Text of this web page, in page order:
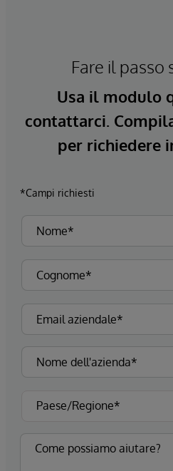
Fare il passo
Usa il modulo
contattarci.
per richiedere
*Campi richiesti